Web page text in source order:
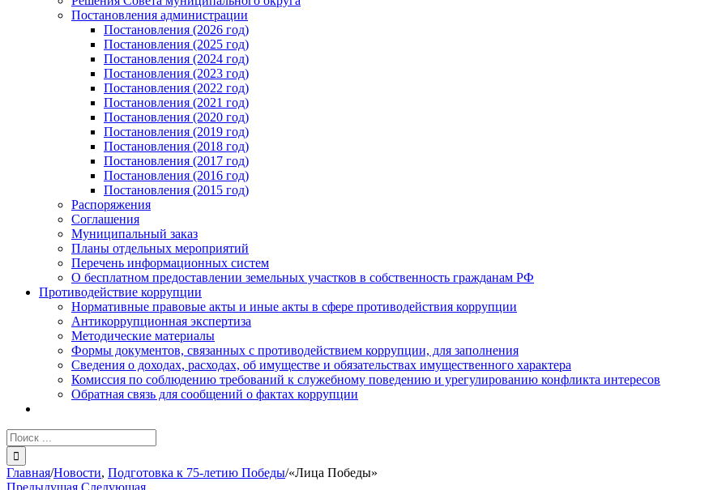
Постановления администрации
Постановления (2026 год)
Постановления (2025 год)
Постановления (2024 год)
Постановления (2023 год)
Постановления (2022 год)
Постановления (2021 год)
Постановления (2020 год)
Постановления (2019 год)
Постановления (2018 год)
Постановления (2017 год)
Постановления (2016 год)
Постановления (2015 год)
Распоряжения
Соглашения
Муниципальный заказ
Планы отдельных мероприятий
Перечень информационных систем
О бесплатном предоставлении земельных участков в собственность гражданам РФ
Противодействие коррупции
Нормативные правовые акты и иные акты в сфере противодействия коррупции
Антикоррупционная экспертиза
Методические материалы
Формы документов, связанных с противодействием коррупции, для заполнения
Сведения о доходах, расходах, об имуществе и обязательствах имущественного характера
Комиссия по соблюдению требований к служебному поведению и урегулированию конфликта интересов
Обратная связь для сообщений о фактах коррупции
Результат
поиска:
Главная/Новости, Подготовка к 75-летию Победы/«Лица Победы»
Предыдущая Следующая